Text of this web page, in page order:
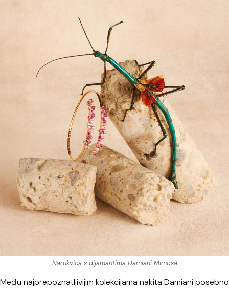
Narukvica s dijamantima Damiani Mimosa
Među najprepoznatljivijim kolekcijama nakita Damiani posebno